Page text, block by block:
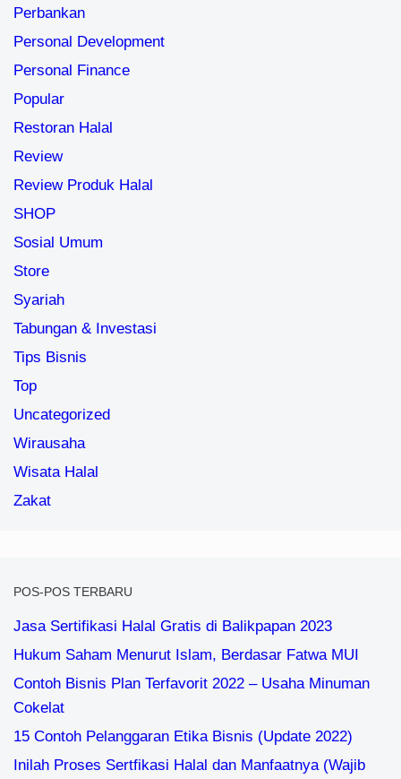
Perbankan
Personal Development
Personal Finance
Popular
Restoran Halal
Review
Review Produk Halal
SHOP
Sosial Umum
Store
Syariah
Tabungan & Investasi
Tips Bisnis
Top
Uncategorized
Wirausaha
Wisata Halal
Zakat
POS-POS TERBARU
Jasa Sertifikasi Halal Gratis di Balikpapan 2023
Hukum Saham Menurut Islam, Berdasar Fatwa MUI
Contoh Bisnis Plan Terfavorit 2022 – Usaha Minuman
Cokelat
15 Contoh Pelanggaran Etika Bisnis (Update 2022)
Inilah Proses Sertfikasi Halal dan Manfaatnya (Wajib